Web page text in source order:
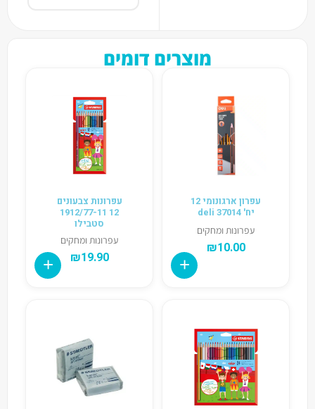
מוצרים דומים
עפרון ארגונומי 12
יח' deli 37014
עפרונות ומחקים
₪10.00
עפרונות צבעונים
12 1912/77-11
סטבילו
עפרונות ומחקים
₪19.90